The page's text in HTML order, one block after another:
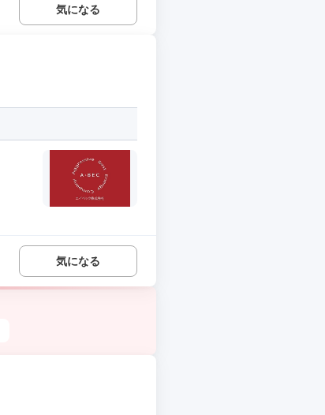
気になる
気になる